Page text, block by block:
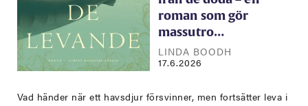
roman som gör
massutro…
LINDA BOODH
17.6.2026
Vad händer när ett havsdjur försvinner, men fortsätter leva i